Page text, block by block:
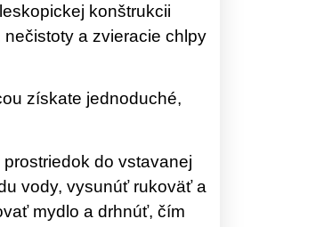
konštrukcii
a zvieracie chlpy
získate jednoduché,
do vstavanej
vody, vysunúť rukoväť a
mydlo a drhnúť, čím